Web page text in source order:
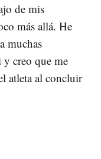
de mis
más allá. He
muchas
y creo que me
atleta al concluir